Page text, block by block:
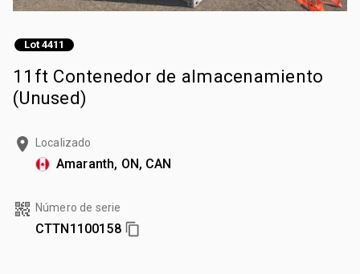
Lot 4411
11ft Contenedor de almacenamiento
(Unused)
Localizado
Amaranth, ON, CAN
Número de serie
CTTN1100158